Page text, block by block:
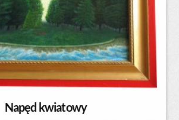
Napęd kwiatowy